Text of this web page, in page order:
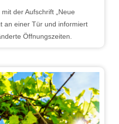
der Aufschrift „Neue
an einer Tür und informiert
Öffnungszeiten.